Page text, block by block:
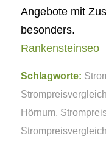
Angebote mit
besonders.
Rankensteinseo
Schlagworte:
Hörnum,